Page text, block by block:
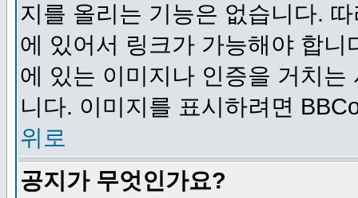
지를 올리는 기능은 없습니다.
에 있어서 링크가 가능해야 합
에 있는 이미지나 인증을 거치
니다. 이미지를 표시하려면
위로
공지가 무엇인가요?